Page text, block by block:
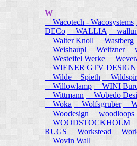
W
Wacotech - Wacosystems
DECo
WALLIA
Walter Knoll
Wastberg
Weishaupl
Weitzner
Westeifel Werke
WIENER GTV DESIGN
Wilde + Spieth
Willowlamp
WINI
Wittmann
Wobedo
Woka
Wolfsgruber
Woodesign
woodloops
WOODSTOCKHOLM
RUGS
Workstead
Wovin Wall